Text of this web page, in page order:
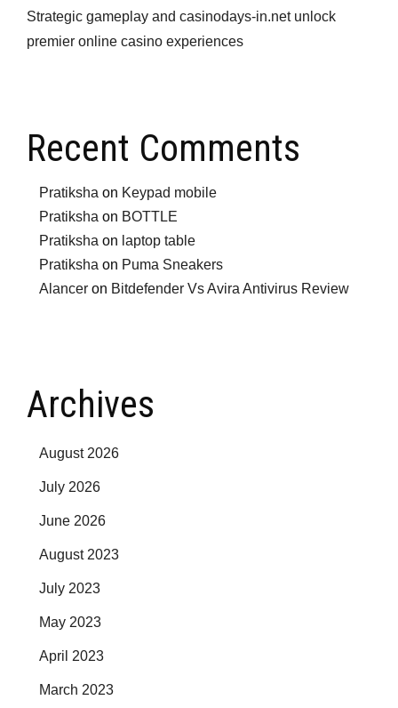
Strategic gameplay and casinodays-in.net unlock
premier online casino experiences
Recent Comments
Pratiksha on Keypad mobile
Pratiksha on BOTTLE
Pratiksha on laptop table
Pratiksha on Puma Sneakers
Alancer on Bitdefender Vs Avira Antivirus Review
Archives
August 2026
July 2026
June 2026
August 2023
July 2023
May 2023
April 2023
March 2023